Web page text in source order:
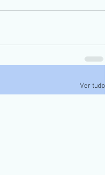
Ver tudo